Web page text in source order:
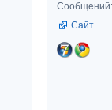
Сайт